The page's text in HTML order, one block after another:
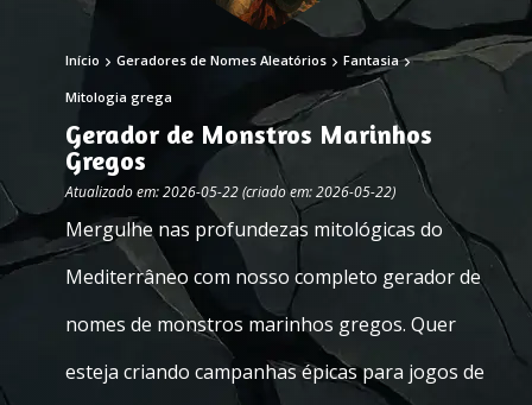
Início Geradores de Nomes Aleatórios Fantasia
Mitologia grega
Gerador de Monstros Marinhos
Gregos
Atualizado em: 2026-05-22 (criado em: 2026-05-22)
Mergulhe nas profundezas mitológicas do
Mediterrâneo com nosso completo gerador de
nomes de monstros marinhos gregos. Quer
esteja criando campanhas épicas para jogos de